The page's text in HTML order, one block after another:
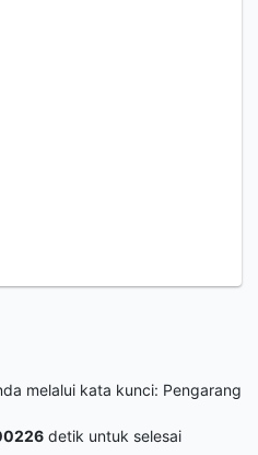
melalui kata kunci: Pengarang
detik untuk selesai